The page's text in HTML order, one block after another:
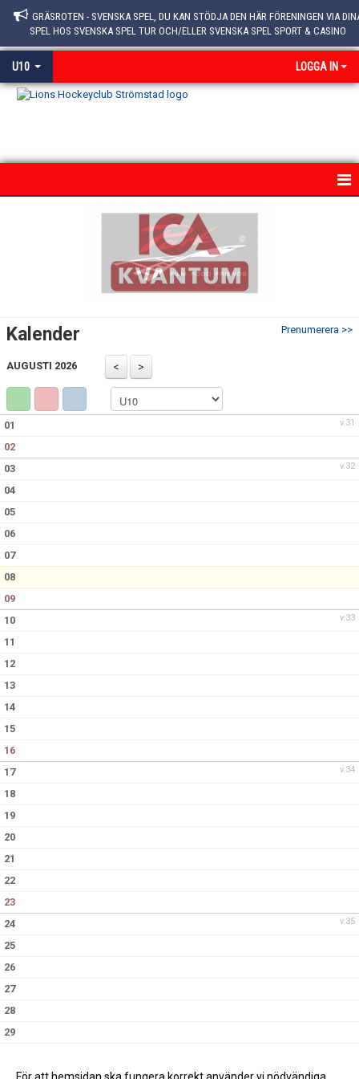
GRÄSROTEN - SVENSKA SPEL, DU KAN STÖDJA DEN HÄR FÖRENINGEN VIA
SPEL HOS SVENSKA SPEL TUR OCH/ELLER SVENSKA SPEL SPORT & CASINO
U10 LOGGA IN
BILDGALLERI
DOKUMENT
KONTAKT
Prenumerera >>
Kalender
AUGUSTI 2026
v.31
01
02
v.32
03
04
05
06
07
08
09
v.33
10
11
12
13
14
15
16
v.34
17
18
19
20
21
22
23
v.35
24
25
26
27
28
29